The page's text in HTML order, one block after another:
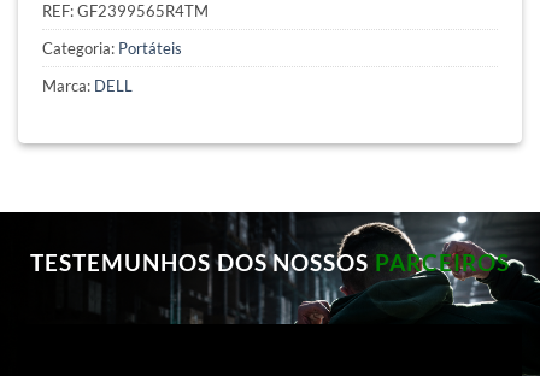
REF:GF2399565R4TM
Categoria: Portáteis
Marca: DELL
TESTEMUNHOS DOS NOSSOS PARCEIROS